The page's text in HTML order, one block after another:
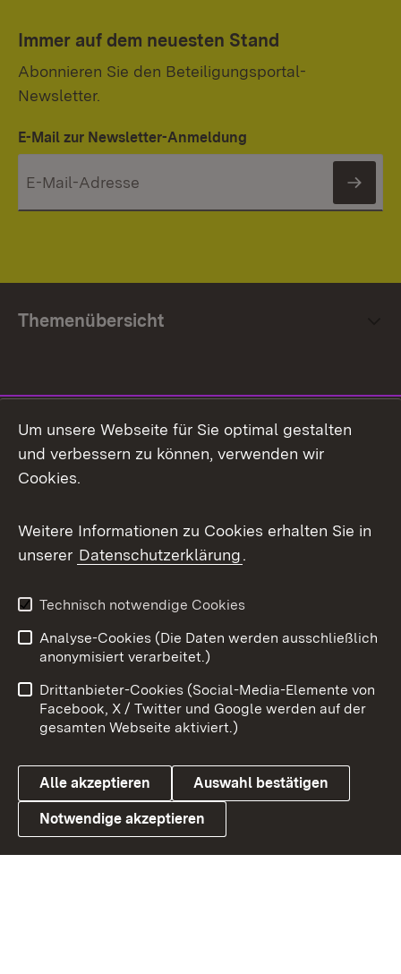
Immer auf dem neuesten Stand
Abonnieren Sie den Beteiligungsportal-
Newsletter.
E-Mail zur Newsletter-Anmeldung
Themenübersicht
Facebook
X / Twitter
Youtube
Link zum Landesportal
Impressum
Kontakt
Barrierefreiheit
Datenschutz
Cookies
Um unsere Webseite für Sie optimal gestalten
und verbessern zu können, verwenden wir
Cookies.
Weitere Informationen zu Cookies erhalten Sie in
unserer Datenschutzerklärung.
Technisch notwendige Cookies
Analyse-Cookies (Die Daten werden ausschließlich
anonymisiert verarbeitet.)
Drittanbieter-Cookies (Social-Media-Elemente von
Facebook, X / Twitter und Google werden auf der
gesamten Webseite aktiviert.)
Alle akzeptieren Auswahl bestätigen
Notwendige akzeptieren